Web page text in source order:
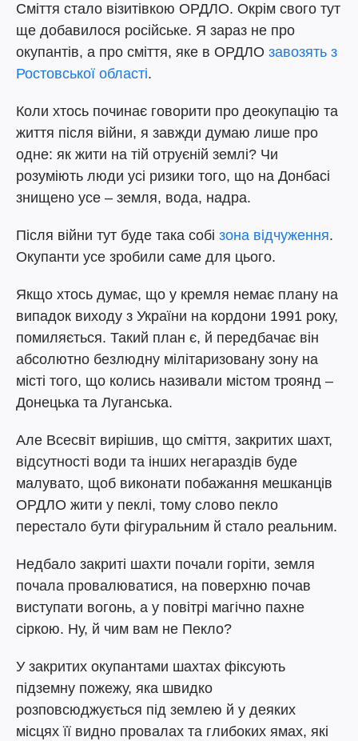
Сміття стало візитівкою ОРДЛО. Окрім свого тут
ще добавилося російське. Я зараз не про
окупантів, а про сміття, яке в ОРДЛО завозять з
Ростовської області.
Коли хтось починає говорити про деокупацію та
життя після війни, я завжди думаю лише про
одне: як жити на тій отруєній землі? Чи
розуміють люди усі ризики того, що на Донбасі
знищено усе – земля, вода, надра.
Після війни тут буде така собі зона відчуження.
Окупанти усе зробили саме для цього.
Якщо хтось думає, що у кремля немає плану на
випадок виходу з України на кордони 1991 року,
помиляється. Такий план є, й передбачає він
абсолютно безлюдну мілітаризовану зону на
місті того, що колись називали містом троянд –
Донецька та Луганська.
Але Всесвіт вирішив, що сміття, закритих шахт,
відсутності води та інших негараздів буде
малувато, щоб виконати побажання мешканців
ОРДЛО жити у пеклі, тому слово пекло
перестало бути фігуральним й стало реальним.
Недбало закриті шахти почали горіти, земля
почала провалюватися, на поверхню почав
виступати вогонь, а у повітрі магічно пахне
сіркою. Ну, й чим вам не Пекло?
У закритих окупантами шахтах фіксують
підземну пожежу, яка швидко
розповсюджується під землею й у деяких
місцях її видно провалах та глибоких ямах, які